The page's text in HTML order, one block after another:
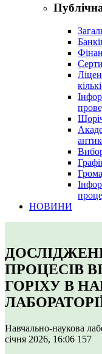
НОВИНИ
ПРОЦЕСІВ
ГОРІХУ В
Навчально-наукова
січня 2026, 16:06 157